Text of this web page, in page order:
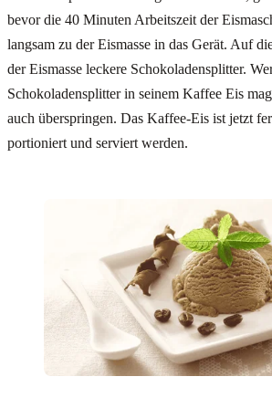
bevor die 40 Minuten Arbeitszeit der
langsam zu der Eismasse in das Gerät. Auf
der Eismasse leckere Schokoladensplitter.
Schokoladensplitter in seinem Kaffee Eis
auch überspringen. Das Kaffee-Eis ist jetzt
portioniert und serviert werden.